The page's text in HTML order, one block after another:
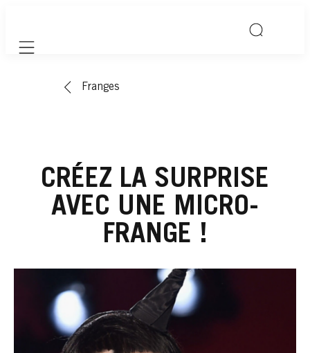
Mobile navigation
Franges
CRÉEZ LA SURPRISE
AVEC UNE MICRO-
FRANGE !